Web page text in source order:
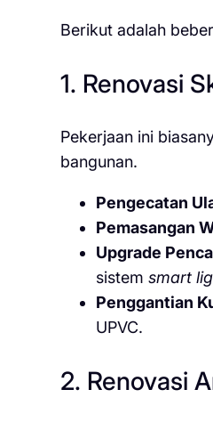
Berikut adalah
1. Renovasi
Pekerjaan ini
bangunan.
Pengecatan
Pemasangan
Upgrade
sistem smart
Penggantian
UPVC.
2. Renovasi